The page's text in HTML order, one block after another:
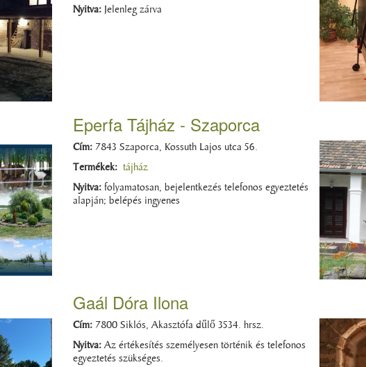
Nyitva: Jelenleg zárva
Eperfa Tájház - Szaporca
Cím: 7843 Szaporca, Kossuth Lajos utca 56.
Termékek: tájház
Nyitva: folyamatosan, bejelentkezés telefonos egyeztetés
alapján; belépés ingyenes
Gaál Dóra Ilona
Cím: 7800 Siklós, Akasztófa dűlő 3534. hrsz.
Nyitva: Az értékesítés személyesen történik és telefonos
egyeztetés szükséges.